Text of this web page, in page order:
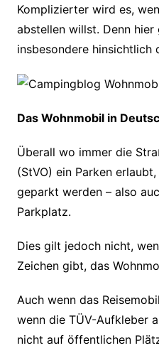
Komplizierter wird es,
abstellen willst. Denn hier
insbesondere hinsichtlich
Das Wohnmobil in
Überall wo immer die
(StVO) ein Parken
geparkt werden – also
Parkplatz.
Dies gilt jedoch nicht,
Zeichen gibt, das
Auch wenn das
wenn die TÜV-Aufkleber
nicht auf öffentlichen